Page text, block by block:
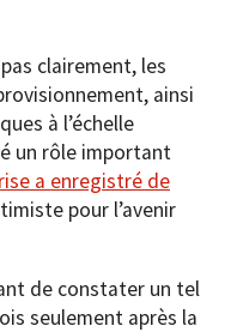
clairement, les
ainsi
à l’échelle
un rôle important
a enregistré de
pour l’avenir
de constater un tel
seulement après la